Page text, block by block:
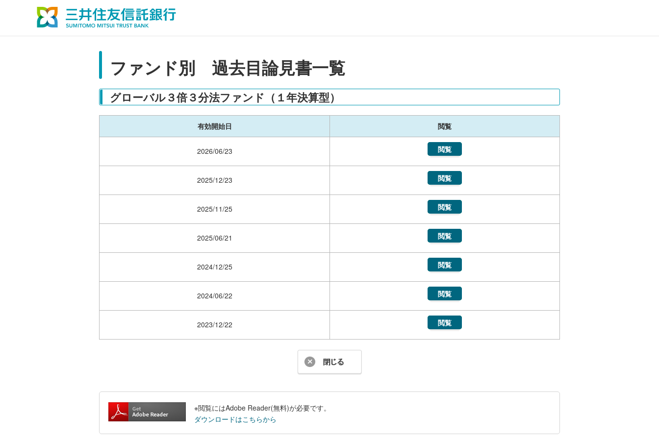
ファンド別 過去目論見書一覧
グローバル３倍３分法ファンド（１年決算型）
有効開始日 閲覧
2026/06/23 閲覧
2025/12/23 閲覧
2025/11/25 閲覧
2025/06/21 閲覧
2024/12/25 閲覧
2024/06/22 閲覧
2023/12/22 閲覧
※閲覧にはAdobe Reader(無料)が必要です。
ダウンロードはこちらから